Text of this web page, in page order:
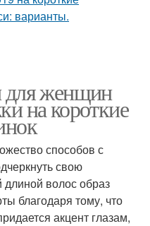
для женщин
на короткие
способов с
свою
длиной волос образ
благодаря тому, что
акцент глазам,